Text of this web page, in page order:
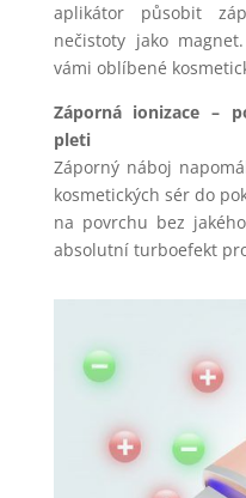
aplikátor působit
nečistoty jako
vámi oblíbené
Záporná ionizace –
pleti
Záporný náboj
kosmetických sér do
na povrchu bez
absolutní turboefekt